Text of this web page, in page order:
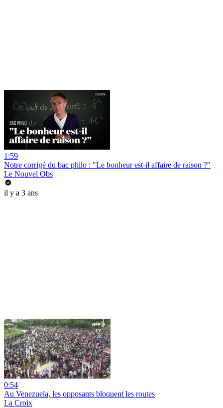
1:59
Notre corrigé du bac philo : "Le bonheur est-il affaire de raison ?"
Le Nouvel Obs
il y a 3 ans
0:54
Au Venezuela, les opposants bloquent les routes
La Croix